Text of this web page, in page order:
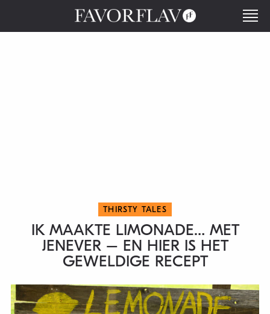
THIRSTY TALES
IK MAAKTE LIMONADE… MET
JENEVER – EN HIER IS HET
GEWELDIGE RECEPT